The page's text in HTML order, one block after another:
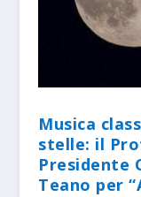
Musica
stelle: il
Presidente
Teano per